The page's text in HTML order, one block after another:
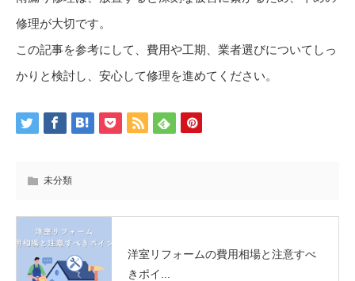
修理が大切です。
この記事を参考にして、費用や工期、業者選びについてしっ
かりと検討し、安心して修理を進めてください。
未分類
洋室リフォームの費用相場と注意すべ
きポイ...